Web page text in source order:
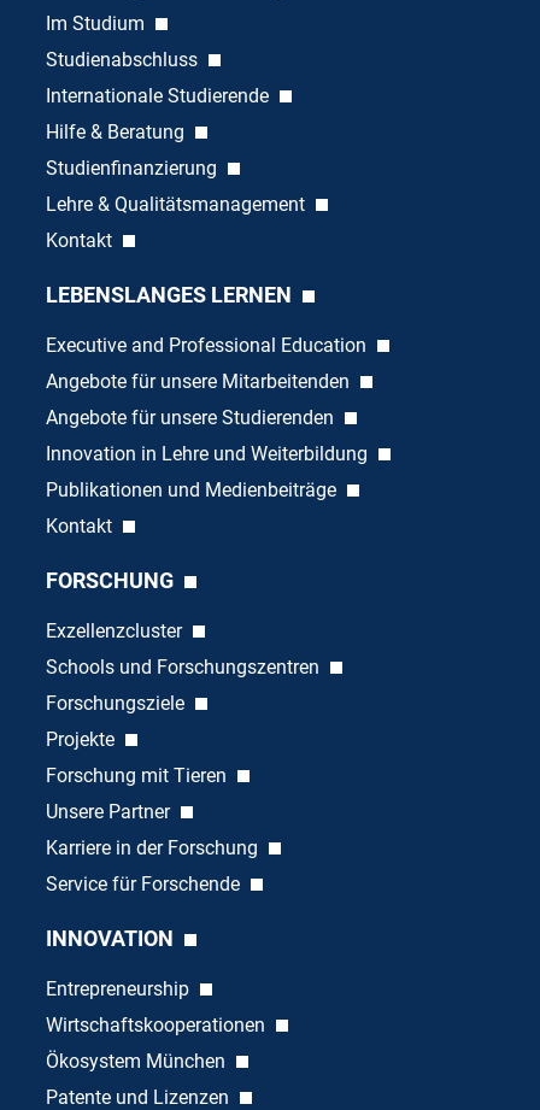
Im Studium
Studienabschluss
Internationale Studierende
Hilfe & Beratung
Studienfinanzierung
Lehre & Qualitätsmanagement
Kontakt
LEBENSLANGES LERNEN
Executive and Professional Education
Angebote für unsere Mitarbeitenden
Angebote für unsere Studierenden
Innovation in Lehre und Weiterbildung
Publikationen und Medienbeiträge
Kontakt
FORSCHUNG
Exzellenzcluster
Schools und Forschungszentren
Forschungsziele
Projekte
Forschung mit Tieren
Unsere Partner
Karriere in der Forschung
Service für Forschende
INNOVATION
Entrepreneurship
Wirtschaftskooperationen
Ökosystem München
Patente und Lizenzen